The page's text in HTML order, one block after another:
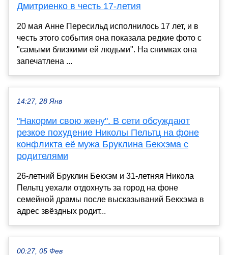
Дмитриенко в честь 17-летия
20 мая Анне Пересильд исполнилось 17 лет, и в
честь этого события она показала редкие фото с
"самыми близкими ей людьми". На снимках она
запечатлена ...
14:27, 28 Янв
"Накорми свою жену". В сети обсуждают
резкое похудение Николы Пельтц на фоне
конфликта её мужа Бруклина Бекхэма с
родителями
26-летний Бруклин Бекхэм и 31-летняя Никола
Пельтц уехали отдохнуть за город на фоне
семейной драмы после высказываний Бекхэма в
адрес звёздных родит...
00:27, 05 Фев